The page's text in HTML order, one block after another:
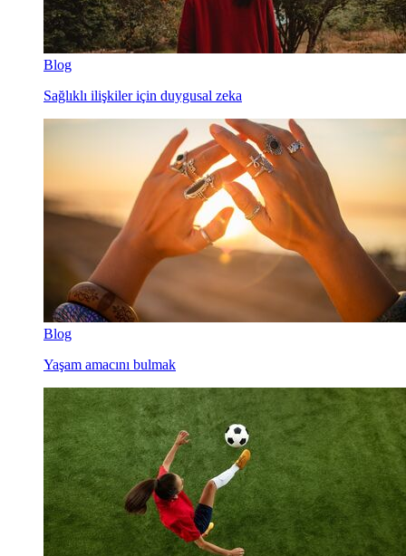
Blog
Sağlıklı ilişkiler için duygusal zeka
Blog
Yaşam amacını bulmak